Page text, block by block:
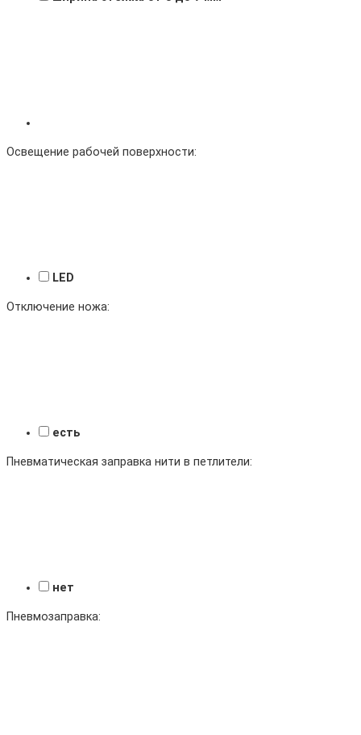
Освещение рабочей поверхности:
LED
Отключение ножа:
есть
Пневматическая заправка нити в петлители:
нет
Пневмозаправка: